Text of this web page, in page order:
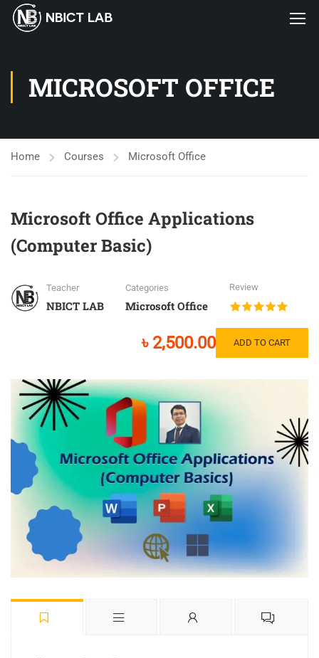
MICROSOFT OFFICE
Home Courses Microsoft Office
Microsoft Office Applications
(Computer Basic)
Teacher
NBICT LAB
Categories
Microsoft Office
Review
৳ 2,500.00 ADD TO CART